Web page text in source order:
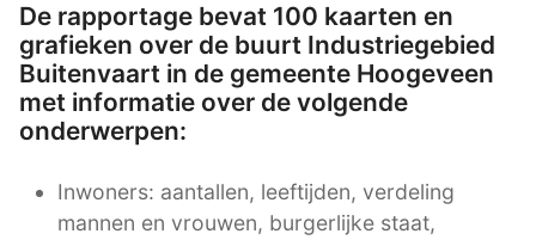
De rapportage bevat 100 kaarten en
grafieken over de buurt Industriegebied
Buitenvaart in de gemeente Hoogeveen
met informatie over de volgende
onderwerpen:
Inwoners: aantallen, leeftijden, verdeling
mannen en vrouwen, burgerlijke staat,